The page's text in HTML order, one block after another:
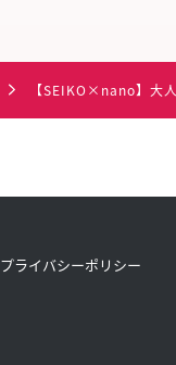
【SEIKO×nano】大
プライバシーポリシー